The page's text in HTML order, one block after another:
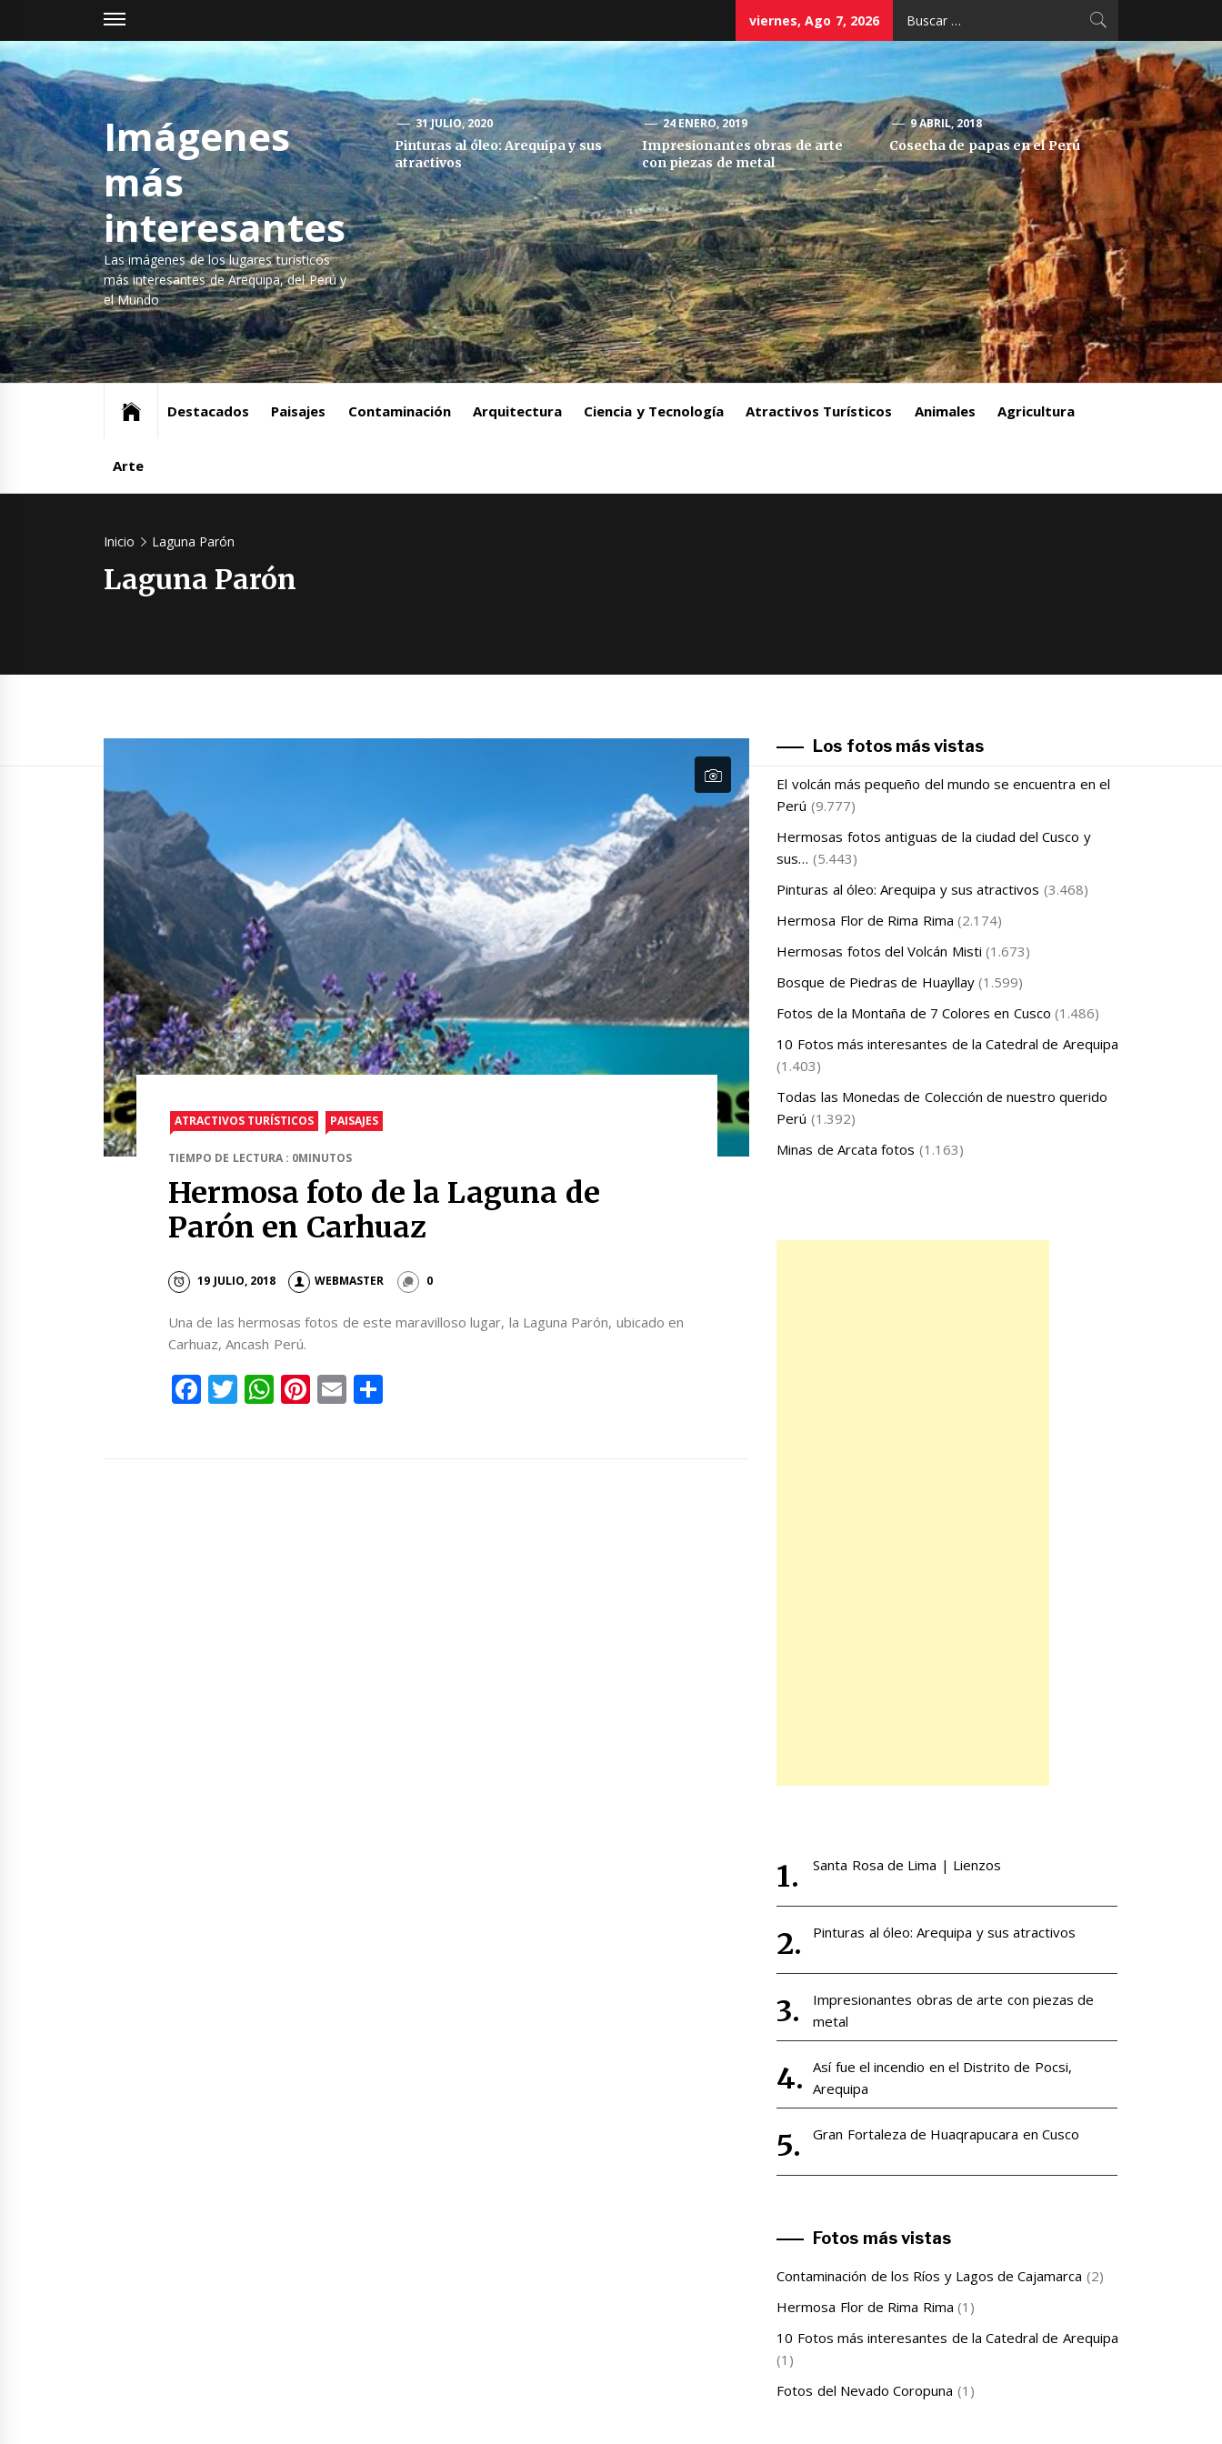
contenido
viernes, Ago 7, 2026
Imágenes
más
interesantes
Las imágenes de los lugares turísticos
más interesantes de Arequipa, del Perú y
el Mundo
31 JULIO, 2020
Pinturas al óleo: Arequipa y sus
atractivos
24 ENERO, 2019
Impresionantes obras de arte
con piezas de metal
9 ABRIL, 2018
Cosecha de papas en el Perú
Destacados Paisajes Contaminación Arquitectura Ciencia y Tecnología Atractivos Turísticos Animales Agricultura
Arte
Inicio Laguna Parón
Laguna Parón
ATRACTIVOS TURÍSTICOS PAISAJES
TIEMPO DE LECTURA : 0MINUTOS
Hermosa foto de la Laguna de
Parón en Carhuaz
19 JULIO, 2018 WEBMASTER 0
Una de las hermosas fotos de este maravilloso lugar, la Laguna Parón, ubicado en
Carhuaz, Ancash Perú.
Facebook
Twitter
WhatsApp
Pinterest
Email
Los fotos más vistas
El volcán más pequeño del mundo se encuentra en el
Perú (9.777)
Hermosas fotos antiguas de la ciudad del Cusco y
sus… (5.443)
Pinturas al óleo: Arequipa y sus atractivos (3.468)
Hermosa Flor de Rima Rima (2.174)
Hermosas fotos del Volcán Misti (1.673)
Bosque de Piedras de Huayllay (1.599)
Fotos de la Montaña de 7 Colores en Cusco (1.486)
10 Fotos más interesantes de la Catedral de Arequipa
(1.403)
Todas las Monedas de Colección de nuestro querido
Perú (1.392)
Minas de Arcata fotos (1.163)
Santa Rosa de Lima | Lienzos
Pinturas al óleo: Arequipa y sus atractivos
Impresionantes obras de arte con piezas de
metal
Así fue el incendio en el Distrito de Pocsi,
Arequipa
Gran Fortaleza de Huaqrapucara en Cusco
Fotos más vistas
Contaminación de los Ríos y Lagos de Cajamarca (2)
Hermosa Flor de Rima Rima (1)
10 Fotos más interesantes de la Catedral de Arequipa
(1)
Fotos del Nevado Coropuna (1)